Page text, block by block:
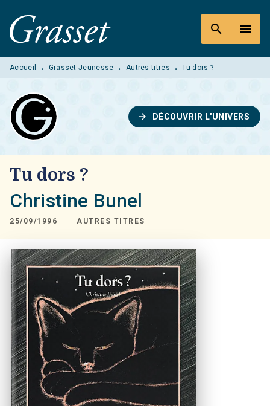
MENU RECHERCHE
PIED DE PAGE
search menu
Accueil • Grasset-Jeunesse • Autres titres • Tu dors ?
arrow_forward DÉCOUVRIR L'UNIVERS
Tu dors ?
Christine Bunel
25/09/1996 AUTRES TITRES